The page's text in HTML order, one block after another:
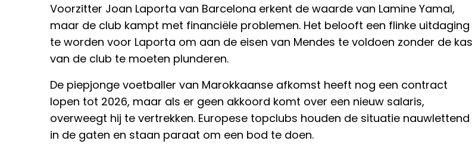
Voorzitter Joan Laporta van Barcelona erkent de waarde van Lamine Yamal,
maar de club kampt met financiële problemen. Het belooft een flinke uitdaging
te worden voor Laporta om aan de eisen van Mendes te voldoen zonder de kas
van de club te moeten plunderen.
De piepjonge voetballer van Marokkaanse afkomst heeft nog een contract
lopen tot 2026, maar als er geen akkoord komt over een nieuw salaris,
overweegt hij te vertrekken. Europese topclubs houden de situatie nauwlettend
in de gaten en staan paraat om een bod te doen.